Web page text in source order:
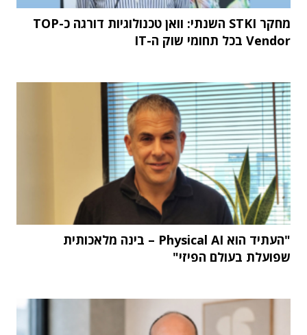
מחקר STKI השנתי: וואן טכנולוגיות דורגה כ-TOP
Vendor בכל תחומי שוק ה-IT
"העתיד הוא Physical AI – בינה מלאכותית
שפועלת בעולם הפיזי"